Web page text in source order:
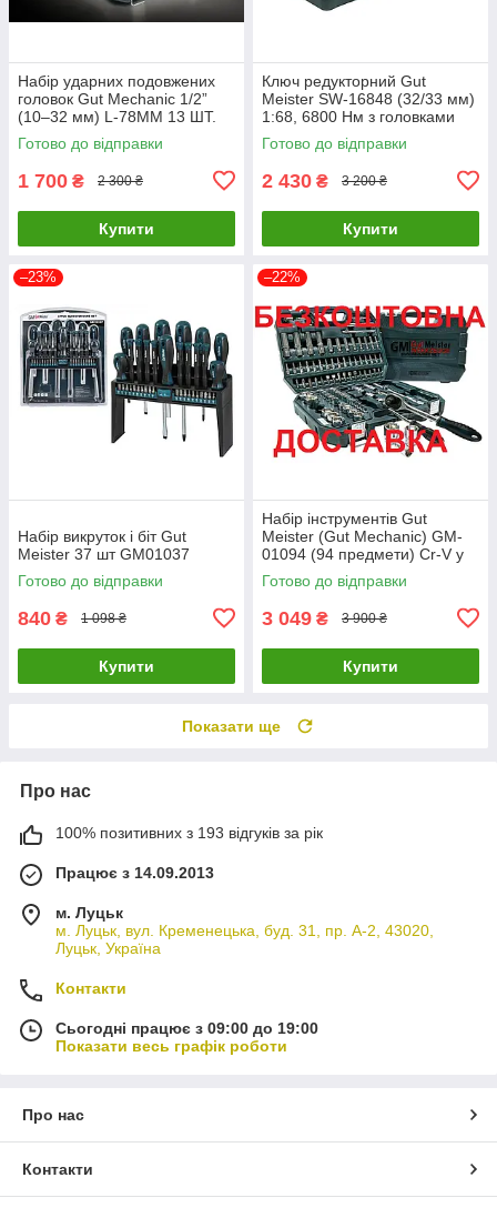
Набір ударних подовжених
головок Gut Mechanic 1/2”
(10–32 мм) L-78MM 13 ШТ.
Німеччина
Готово до відправки
1 700 ₴ 2 300 ₴
Купити
Ключ редукторний Gut
Meister SW-16848 (32/33 мм)
1:68, 6800 Нм з головками
Готово до відправки
2 430 ₴ 3 200 ₴
Купити
–23%
Набір викруток і біт Gut
Meister 37 шт GM01037
Готово до відправки
840 ₴ 1 098 ₴
Купити
–22%
Набір інструментів Gut
Meister (Gut Mechanic) GM-
01094 (94 предмети) Cr-V у
кейсі: головки, біти, тріскачки
Готово до відправки
3 049 ₴ 3 900 ₴
Купити
Показати ще
Про нас
100% позитивних з 193 відгуків за рік
Працює з 14.09.2013
м. Луцьк
м. Луцьк, вул. Кременецька, буд. 31, пр. А-2, 43020,
Луцьк, Україна
Контакти
Сьогодні працює з 09:00 до 19:00
Показати весь графік роботи
Про нас
Контакти